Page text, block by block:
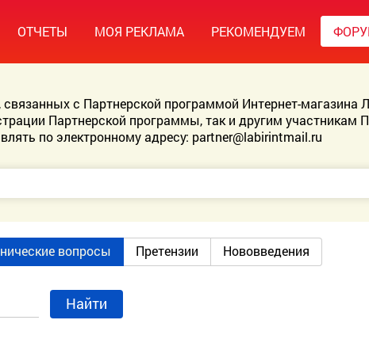
ОТЧЕТЫ МОЯ РЕКЛАМА РЕКОМЕНДУЕМ
с Партнерской программой Интернет-магазина
Партнерской программы, так и другим участникам
по электронному адресу: partner@labirintmail.ru
вопросы Претензии Нововведения
Найти